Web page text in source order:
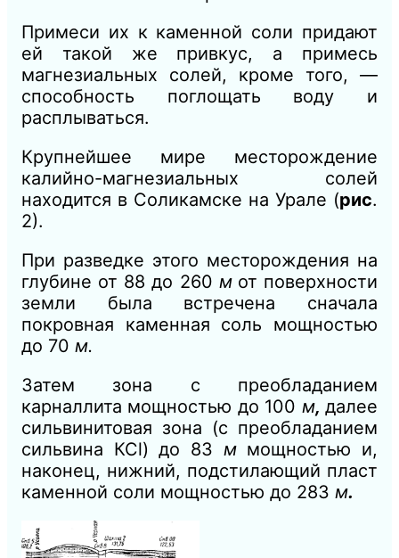
Примеси их к каменной соли придают
ей такой же привкус, а примесь
магнезиальных солей, кроме того, —
способность поглощать воду и
расплываться.
Крупнейшее мире месторождение
калийно-магнезиальных солей
находится в Соликамске на Урале (рис.
2).
При разведке этого месторождения на
глубине от 88 до 260 м от поверхности
земли была встречена сначала
покровная каменная соль мощностью
до 70 м.
Затем зона с преобладанием
карналлита мощностью до 100 м,далее
сильвинитовая зона (с преобладанием
сильвина КСl) до 83 м мощностью и,
наконец, нижний, подстилающий пласт
каменной соли мощностью до 283 м.